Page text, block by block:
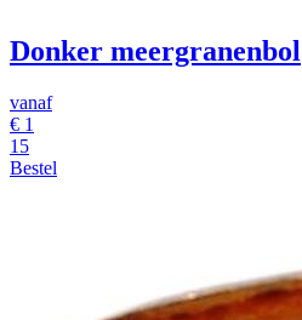
Donker meergranenbol
vanaf
€ 1
15
Bestel